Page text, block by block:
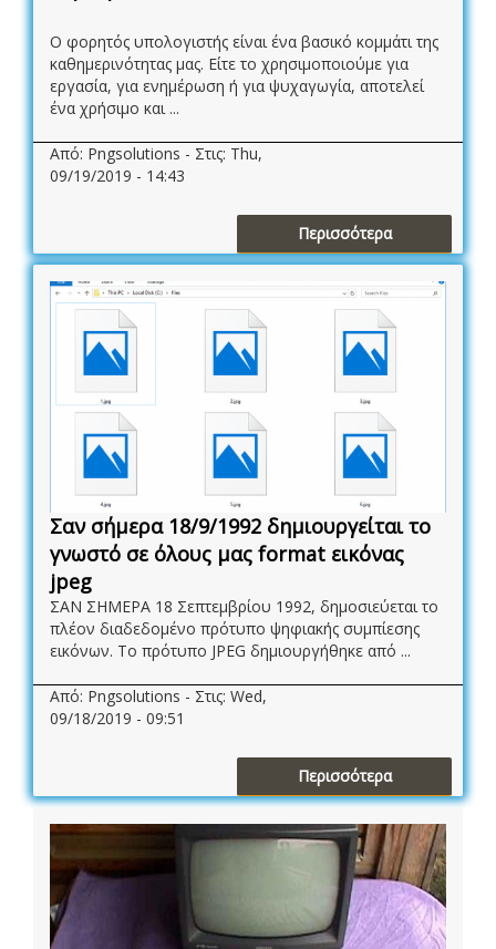
Ο φορητός υπολογιστής είναι ένα βασικό κομμάτι της
καθημερινότητας μας. Είτε το χρησιμοποιούμε για
εργασία, για ενημέρωση ή για ψυχαγωγία, αποτελεί
ένα χρήσιμο και ...
Από: Pngsolutions - Στις: Thu,
09/19/2019 - 14:43
Περισσότερα
Σαν σήμερα 18/9/1992 δημιουργείται το
γνωστό σε όλους μας format εικόνας
jpeg
ΣΑΝ ΣΗΜΕΡΑ 18 Σεπτεμβρίου 1992, δημοσιεύεται το
πλέον διαδεδομένο πρότυπο ψηφιακής συμπίεσης
εικόνων. Το πρότυπο JPEG δημιουργήθηκε από ...
Από: Pngsolutions - Στις: Wed,
09/18/2019 - 09:51
Περισσότερα